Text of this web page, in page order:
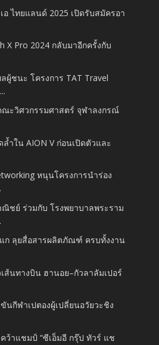
อ ไทยแลนด์ 2025 เปิดรับสมัครอา
X Pro 2024 กลับมาอีกครั้งกับ
ผู้ชนะ โครงการ TAT Travel
ณะวิศวกรรมศาสตร์ จุฬาลงกรณ์
ล้ำใน AION V ก่อนเปิดตัวและ
หนุนโครงการนำร่อง
ชย์ ร่วมกับ โรงพยาบาลพระราม
แก ลุยสื่อสารผลิตภัณฑ์ ครบทั้งงาน
เส้นทางบิน ฮานอย–กัวลาลัมเปอร์
นกีฬาเปตองผู้เปลี่ยนอวัยวะชิง
ว้าแชมป์ “ซีเอ็มอี กรุ๊ป ทัวร์ แช